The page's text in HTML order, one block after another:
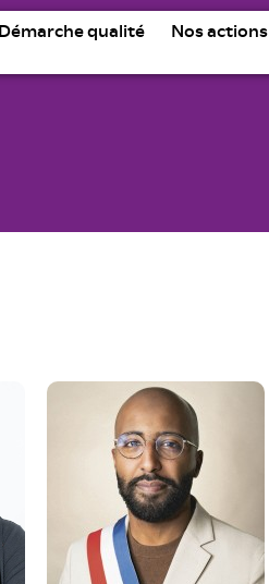
Démarche qualité Nos actions